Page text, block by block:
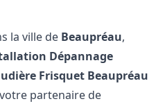
la ville de Beaupréau,
Dépannage
Frisquet Beaupréau
partenaire de